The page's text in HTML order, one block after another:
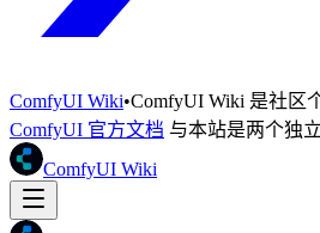
ComfyUI Wiki•ComfyUI Wiki 是社区
ComfyUI 官方文档 与本站是两个独立
ComfyUI Wiki